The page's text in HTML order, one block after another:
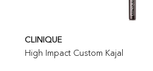
CLINIQUE
High Impact Custom Kajal